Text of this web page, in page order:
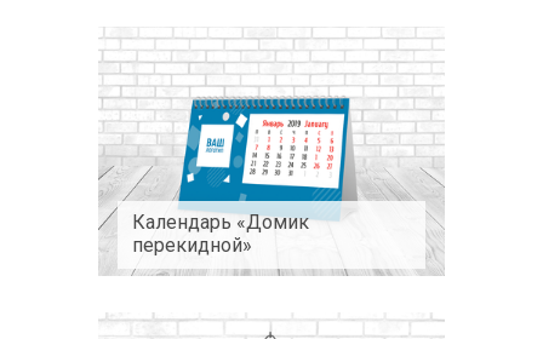
Календарь «Домик
перекидной»